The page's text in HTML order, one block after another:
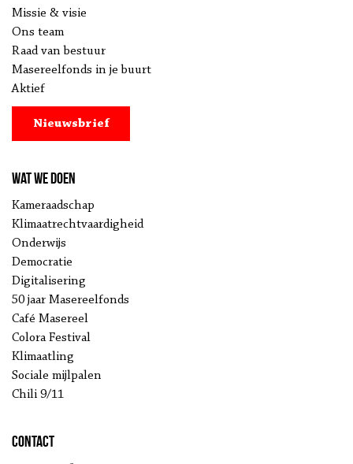
Missie & visie
Ons team
Raad van bestuur
Masereelfonds in je buurt
Aktief
Nieuwsbrief
Wat we doen
Kameraadschap
Klimaatrechtvaardigheid
Onderwijs
Democratie
Digitalisering
50 jaar Masereelfonds
Café Masereel
Colora Festival
Klimaatling
Sociale mijlpalen
Chili 9/11
Contact